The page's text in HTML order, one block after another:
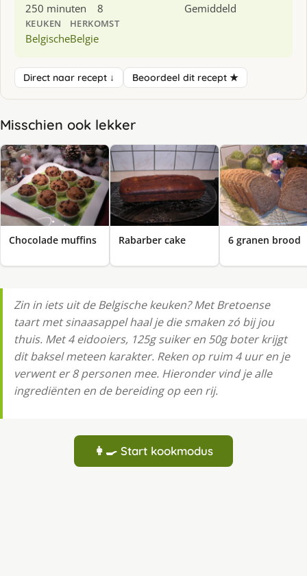
250 minuten 8 Gemiddeld
KEUKEN
Belgische
HERKOMST
Belgie
Direct naar recept ↓ Beoordeel dit recept ★
Misschien ook lekker
Chocolade muffins Rabarber cake 6 granen brood
Zin in iets uit de Belgische keuken? Met Bretoense
taart met sinaasappel haal je die smaken zó bij jou
thuis. Met 4 eidooiers, 125g suiker en 50g boter krijgt
dit baksel meteen karakter. Reken op ruim 4 uur en je
verwent er 8 personen mee. Hieronder vind je alle
ingrediënten en de bereiding op een rij.
👩‍🍳 Start kookmodus